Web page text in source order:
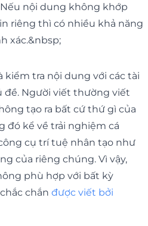
nội dung không khớp
riêng thì có nhiều khả năng
xác.&nbsp;
kiểm tra nội dung với các tài
đề. Người viết thường viết
tạo ra bất cứ thứ gì của
đó kể về trải nghiệm cá
cụ trí tuệ nhân tạo như
của riêng chúng. Vì vậy,
phù hợp với bất kỳ
chắn được viết bởi